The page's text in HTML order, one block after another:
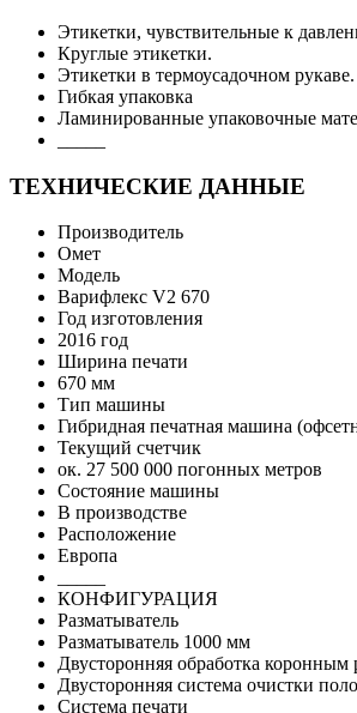
Этикетки, чувствительные к
Круглые этикетки.
Этикетки в термоусадочном рукаве.
Гибкая упаковка
Ламинированные упаковочные
ТЕХНИЧЕСКИЕ ДАННЫЕ
Производитель
Омет
Модель
Варифлекс V2 670
Год изготовления
2016 год
Ширина печати
670 мм
Тип машины
Гибридная печатная машина
Текущий счетчик
ок. 27 500 000 погонных метров
Состояние машины
В производстве
Расположение
Европа
КОНФИГУРАЦИЯ
Разматыватель
Разматыватель 1000 мм
Двусторонняя обработка коронным
Двусторонняя система очистки
Система печати